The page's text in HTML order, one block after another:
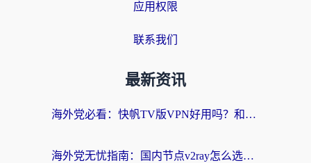
应用权限
联系我们
最新资讯
海外党必看：快帆TV版VPN好用吗？和快游VPN对比哪个回国效果更好？附实用避坑指南
海外党无忧指南：国内节点v2ray怎么选？一键回国VPN+多场景实测帮你避坑